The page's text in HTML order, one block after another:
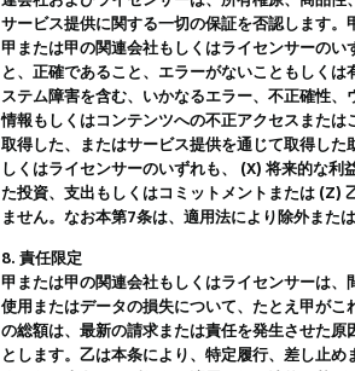
サービス提供に関する一切の保証を否認します
甲または甲の関連会社もしくはライセンサーの
と、正確であること、エラーがないこともしく
ステム障害を含む、いかなるエラー、不正確性
情報もしくはコンテンツへの不正アクセスまた
取得した、またはサービス提供を通じて取得し
しくはライセンサーのいずれも、 (X) 将来的な
た投資、支出もしくはコミットメントまたは (Z)
ません。なお本第7条は、適用法により除外また
8. 責任限定
甲または甲の関連会社もしくはライセンサーは
使用またはデータの損失について、たとえ甲が
の総額は、最新の請求または責任を発生させた
とします。乙は本条により、特定履行、差し止